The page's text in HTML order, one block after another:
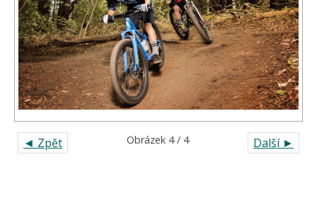
◄ Zpět Další ►
Obrázek 4 / 4